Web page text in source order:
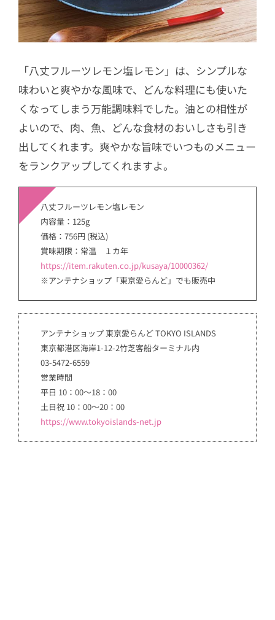
「八丈フルーツレモン塩レモン」は、シンプルな
味わいと爽やかな風味で、どんな料理にも使いた
くなってしまう万能調味料でした。油との相性が
よいので、肉、魚、どんな食材のおいしさも引き
出してくれます。爽やかな旨味でいつものメニュー
をランクアップしてくれますよ。
八丈フルーツレモン塩レモン
内容量：125g
価格：756円 (税込)
賞味期限：常温 １カ年
https://item.rakuten.co.jp/kusaya/10000362/
※アンテナショップ「東京愛らんど」でも販売中
アンテナショップ 東京愛らんど TOKYO ISLANDS
東京都港区海岸1-12-2竹芝客船ターミナル内
03-5472-6559
営業時間
平日 10：00～18：00
土日祝 10：00～20：00
https://www.tokyoislands-net.jp